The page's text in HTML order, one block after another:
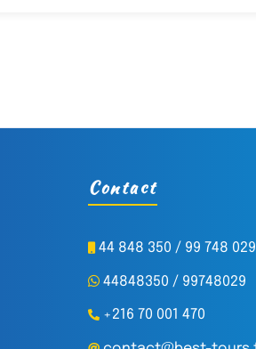
Contact
44 848 350 / 99 748 029
44848350 / 99748029
+216 70 001 470